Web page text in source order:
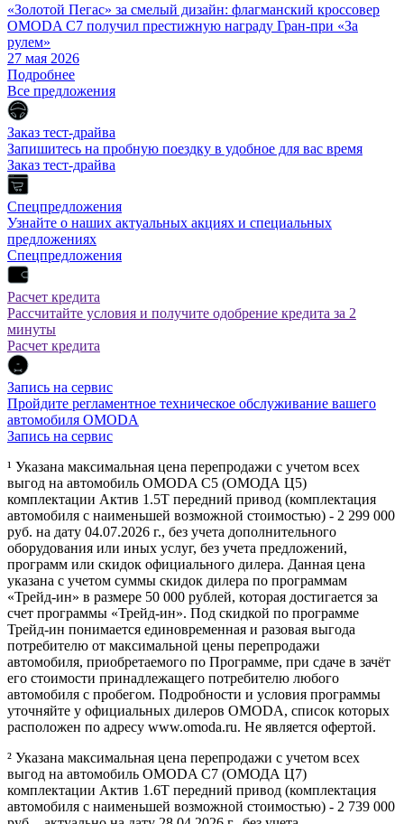
«Золотой Пегас» за смелый дизайн: флагманский кроссовер
OMODA C7 получил престижную награду Гран-при «За
рулем»
27 мая 2026
Подробнее
Все предложения
Заказ тест-драйва
Запишитесь на пробную поездку в удобное для вас время
Заказ тест-драйва
Спецпредложения
Узнайте о наших актуальных акциях и специальных
предложениях
Спецпредложения
Расчет кредита
Рассчитайте условия и получите одобрение кредита за 2
минуты
Расчет кредита
Запись на сервис
Пройдите регламентное техническое обслуживание вашего
автомобиля OMODA
Запись на сервис
¹ Указана максимальная цена перепродажи с учетом всех
выгод на автомобиль OMODA C5 (ОМОДА Ц5)
комплектации Актив 1.5Т передний привод (комплектация
автомобиля с наименьшей возможной стоимостью) - 2 299 000
руб. на дату 04.07.2026 г., без учета дополнительного
оборудования или иных услуг, без учета предложений,
программ или скидок официального дилера. Данная цена
указана с учетом суммы скидок дилера по программам
«Трейд-ин» в размере 50 000 рублей, которая достигается за
счет программы «Трейд-ин». Под скидкой по программе
Трейд-ин понимается единовременная и разовая выгода
потребителю от максимальной цены перепродажи
автомобиля, приобретаемого по Программе, при сдаче в зачёт
его стоимости принадлежащего потребителю любого
автомобиля с пробегом. Подробности и условия программы
уточняйте у официальных дилеров OMODA, список которых
расположен по адресу www.omoda.ru. Не является офертой.
² Указана максимальная цена перепродажи с учетом всех
выгод на автомобиль OMODA C7 (ОМОДА Ц7)
комплектации Актив 1.6T передний привод (комплектация
автомобиля с наименьшей возможной стоимостью) - 2 739 000